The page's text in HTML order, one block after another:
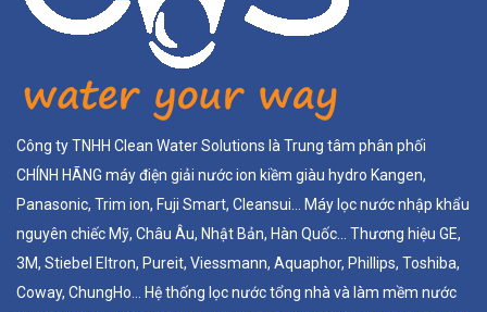
Công ty TNHH Clean Water Solutions là Trung tâm phân phối
CHÍNH HÃNG máy điện giải nước ion kiềm giàu hydro Kangen,
Panasonic, Trim ion, Fuji Smart, Cleansui... Máy lọc nước nhập khẩu
nguyên chiếc Mỹ, Châu Âu, Nhật Bản, Hàn Quốc... Thương hiệu GE,
3M, Stiebel Eltron, Pureit, Viessmann, Aquaphor, Phillips, Toshiba,
Coway, ChungHo... Hệ thống lọc nước tổng nhà và làm mềm nước